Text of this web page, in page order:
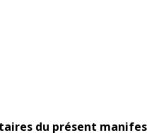
du présent